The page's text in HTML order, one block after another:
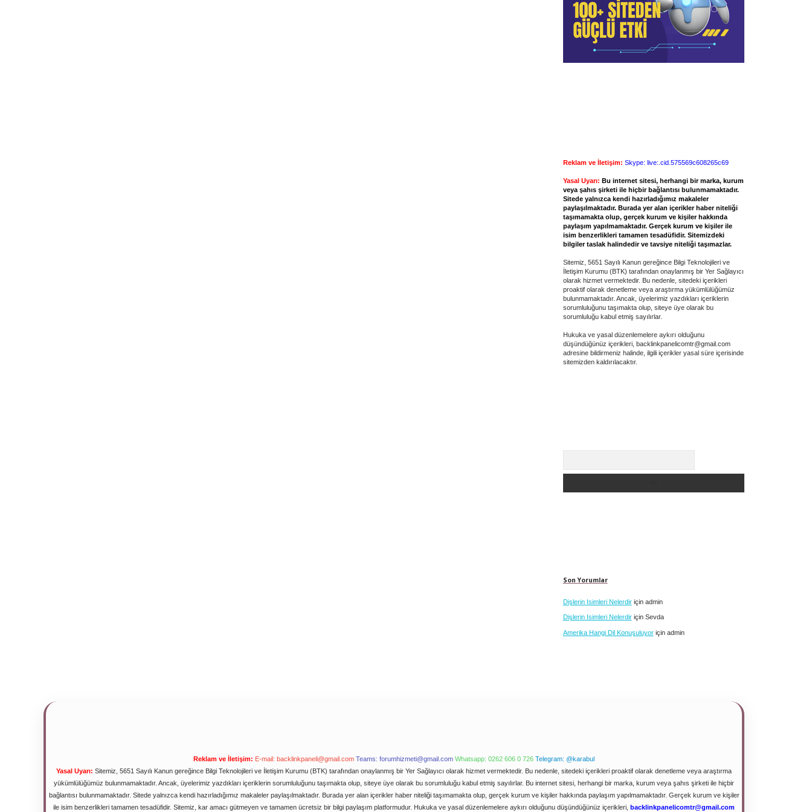
Reklam ve İletişim: Skype: live:.cid.575569c608265c69
Yasal Uyarı: Bu internet sitesi, herhangi bir marka, kurum
veya şahıs şirketi ile hiçbir bağlantısı bulunmamaktadır.
Sitede yalnızca kendi hazırladığımız makaleler
paylaşılmaktadır. Burada yer alan içerikler haber niteliği
taşımamakta olup, gerçek kurum ve kişiler hakkında
paylaşım yapılmamaktadır. Gerçek kurum ve kişiler ile
isim benzerlikleri tamamen tesadüfidir. Sitemizdeki
bilgiler taslak halindedir ve tavsiye niteliği taşımazlar.
Sitemiz, 5651 Sayılı Kanun gereğince Bilgi Teknolojileri ve
İletişim Kurumu (BTK) tarafından onaylanmış bir Yer Sağlayıcı
olarak hizmet vermektedir. Bu nedenle, sitedeki içerikleri
proaktif olarak denetleme veya araştırma yükümlülüğümüz
bulunmamaktadır. Ancak, üyelerimiz yazdıkları içeriklerin
sorumluluğunu taşımakta olup, siteye üye olarak bu
sorumluluğu kabul etmiş sayılırlar.
Hukuka ve yasal düzenlemelere aykırı olduğunu
düşündüğünüz içerikleri, backlinkpanelicomtr@gmail.com
adresine bildirmeniz halinde, ilgili içerikler yasal süre içerisinde
sitemizden kaldırılacaktır.
Son Yorumlar
Dişlerin Isimleri Nelerdiriçin admin
Dişlerin Isimleri Nelerdiriçin Sevda
Amerika Hangi Dil Konuşuluyoriçin admin
Reklam ve İletişim: E-mail: backlinkpaneli@gmail.com Teams: forumhizmeti@gmail.com Whatsapp: 0262 606 0 726 Telegram: @karabul
Yasal Uyarı: Sitemiz, 5651 Sayılı Kanun gereğince Bilgi Teknolojileri ve İletişim Kurumu (BTK) tarafından onaylanmış bir Yer Sağlayıcı olarak hizmet vermektedir. Bu nedenle, sitedeki içerikleri proaktif olarak denetleme veya araştırma
yükümlülüğümüz bulunmamaktadır. Ancak, üyelerimiz yazdıkları içeriklerin sorumluluğunu taşımakta olup, siteye üye olarak bu sorumluluğu kabul etmiş sayılırlar. Bu internet sitesi, herhangi bir marka, kurum veya şahıs şirketi ile hiçbir
bağlantısı bulunmamaktadır. Sitede yalnızca kendi hazırladığımız makaleler paylaşılmaktadır. Burada yer alan içerikler haber niteliği taşımamakta olup, gerçek kurum ve kişiler hakkında paylaşım yapılmamaktadır. Gerçek kurum ve kişiler
ile isim benzerlikleri tamamen tesadüfidir. Sitemiz, kar amacı gütmeyen ve tamamen ücretsiz bir bilgi paylaşım platformudur. Hukuka ve yasal düzenlemelere aykırı olduğunu düşündüğünüz içerikleri, backlinkpanelicomtr@gmail.com